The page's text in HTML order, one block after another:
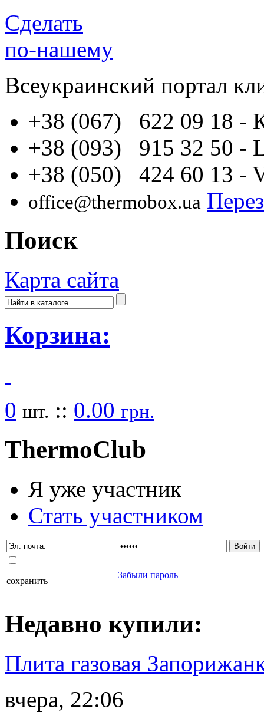
Сделать
по-нашему
Всеукраинский портал
+38 (067) 622 09 18 -
+38 (093) 915 32 50 -
+38 (050) 424 60 13 -
office@thermobox.ua
Поиск
Карта сайта
Корзина:
0 шт. :: 0.00 грн.
ThermoClub
Я уже участник
Стать участником
сохранить
Забыли пароль
Недавно купили:
Плита газовая
вчера, 22:06